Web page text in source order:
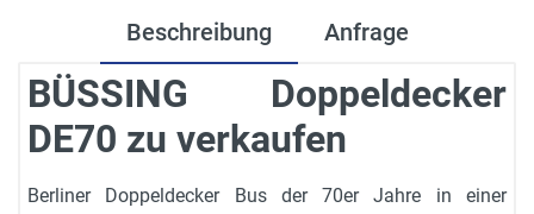
Beschreibung Anfrage
BÜSSING Doppeldecker
DE70 zu verkaufen
Berliner Doppeldecker Bus der 70er Jahre in einer